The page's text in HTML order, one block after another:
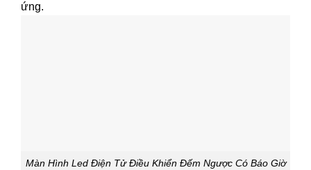
ứng.
Màn Hình Led Điện Tử Điều Khiển Đếm Ngược Có Báo Giờ